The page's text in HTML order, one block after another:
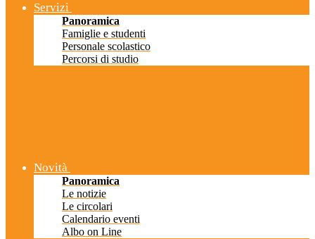
Servizi
Panoramica
Famiglie e studenti
Personale scolastico
Percorsi di studio
Novità
Panoramica
Le notizie
Le circolari
Calendario eventi
Albo on Line